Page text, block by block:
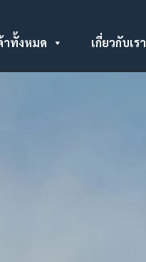
าทั้งหมด เกี่ยวกับเรา